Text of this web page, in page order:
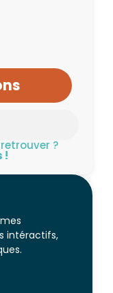
intéractifs,
?
!